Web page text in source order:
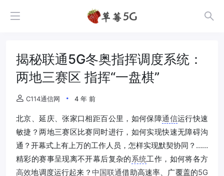
揭秘联通5G冬奥指挥调度系统：
两地三赛区 指挥“一盘棋”
C114通信网 4 年 前
北京、延庆、张家口相距百公里，如何保障通信运行快速
敏捷？两地三赛区比赛同时进行，如何实现快速无障碍沟
通？开幕式上有上万的工作人员，怎样实现默契协同？……
精彩的赛事呈现离不开幕后复杂的系统工作，如何将各方
高效地调度运行起来？ 中国联通借助高速率、广覆盖的5G